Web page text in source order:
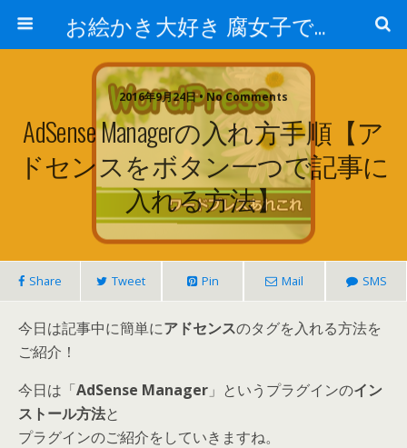
お絵かき大好き 腐女子でゲーマーのおかしな生活
2016年9月24日 • No Comments
AdSense Managerの入れ方手順【ア
ドセンスをボタン一つで記事に
入れる方法】
Share Tweet Pin Mail SMS
今日は記事中に簡単にアドセンスのタグを入れる方法を
ご紹介！
今日は「AdSense Manager 」というプラグインのイン
ストール方法と
プラグインのご紹介をしていきますね。